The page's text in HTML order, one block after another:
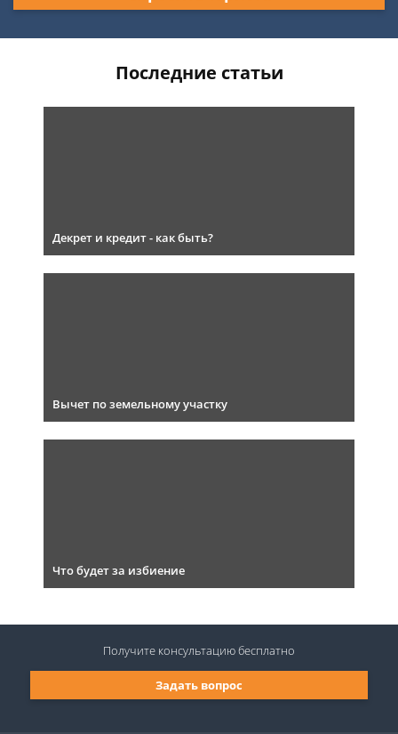
Последние статьи
Декрет и кредит - как быть?
Вычет по земельному участку
Что будет за избиение
Задать вопрос
Получите консультациюбесплатно